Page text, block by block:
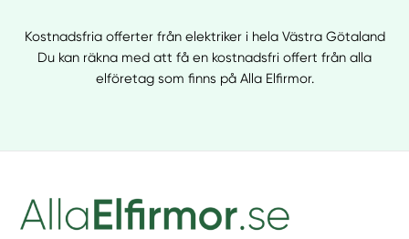
Kostnadsfria offerter från elektriker i hela Västra Götaland
Du kan räkna med att få en kostnadsfri offert från alla
elföretag som finns på Alla Elfirmor.